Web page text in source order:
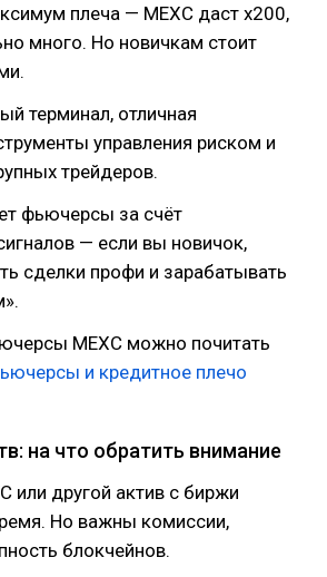
плеча — MEXC даст x200,
много. Но новичкам стоит
терминал, отличная
управления риском и
трейдеров.
фьючерсы за счёт
— если вы новичок,
сделки профи и зарабатывать
MEXC можно почитать
и кредитное плечо
на что обратить внимание
или другой актив с биржи
Но важны комиссии,
блокчейнов.